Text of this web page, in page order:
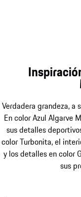
Verdadera grandeza, a
En color Azul Algarve
sus detalles
color Turbonita, el
y los detalles en color
sus